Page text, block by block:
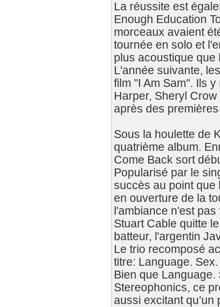
La réussite est
Enough Education
morceaux avaient
tournée en solo et
plus acoustique
L'année suivante,
film "I Am Sam". Ils
Harper, Sheryl
après des
Sous la houlette de
quatrième album.
Come Back sort
Popularisé par le
succès au point que
en ouverture de la
l'ambiance n'est
Stuart Cable quitte
batteur, l'argentin
Le trio recomposé
titre: Language.
Bien que
Stereophonics, ce
aussi excitant qu’un